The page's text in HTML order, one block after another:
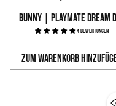
BUNNY | PLAYMATE DREAM DUO
PALETTE4 Bewertungen
Zum Warenkorb
Anzahl